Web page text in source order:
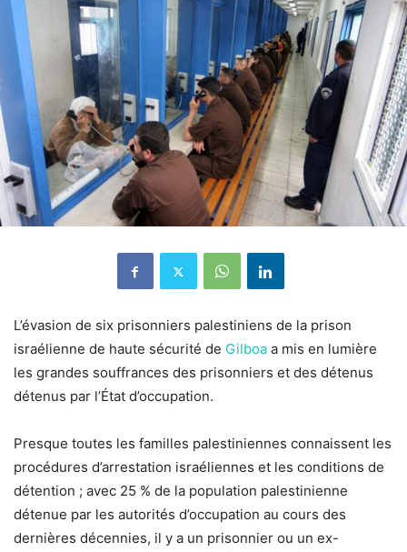
L’évasion de six prisonniers palestiniens de la prison
israélienne de haute sécurité de Gilboa a mis en lumière
les grandes souffrances des prisonniers et des détenus
détenus par l’État d’occupation.
Presque toutes les familles palestiniennes connaissent les
procédures d’arrestation israéliennes et les conditions de
détention ; avec 25 % de la population palestinienne
détenue par les autorités d’occupation au cours des
dernières décennies, il y a un prisonnier ou un ex-